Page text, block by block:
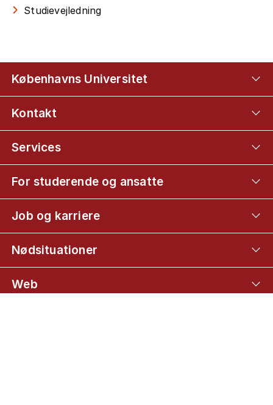
Studievejledning
Københavns Universitet
Kontakt
Services
For studerende og ansatte
Job og karriere
Nødsituationer
Web